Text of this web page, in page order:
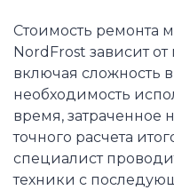
Стоимость ремонта
NordFrost зависит
включая сложность
необходимость
время, затраченное
точного расчета
специалист
техники с